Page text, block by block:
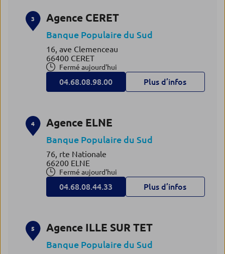
3 Agence CERET
Banque Populaire du Sud
16, ave Clemenceau
66400 CERET
Fermé aujourd'hui
04.68.08.98.00 Plus d’infos
4 Agence ELNE
Banque Populaire du Sud
76, rte Nationale
66200 ELNE
Fermé aujourd'hui
04.68.08.44.33 Plus d’infos
5 Agence ILLE SUR TET
Banque Populaire du Sud